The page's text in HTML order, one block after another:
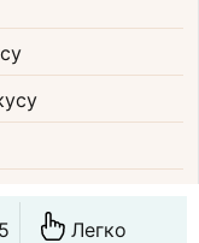
Легко